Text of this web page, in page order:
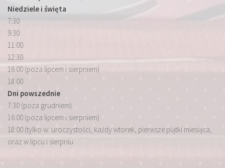
Niedziele i święta
7:30
9:30
11:00
12:30
16:00 (poza lipcem i sierpniem)
18:00
Dni powszednie
7:30 (poza grudniem)
16:00 (poza lipcem i sierpniem)
18:00 (tylko w: uroczystości, każdy wtorek, pierwsze piątki miesiąca,
oraz w lipcu i sierpniu